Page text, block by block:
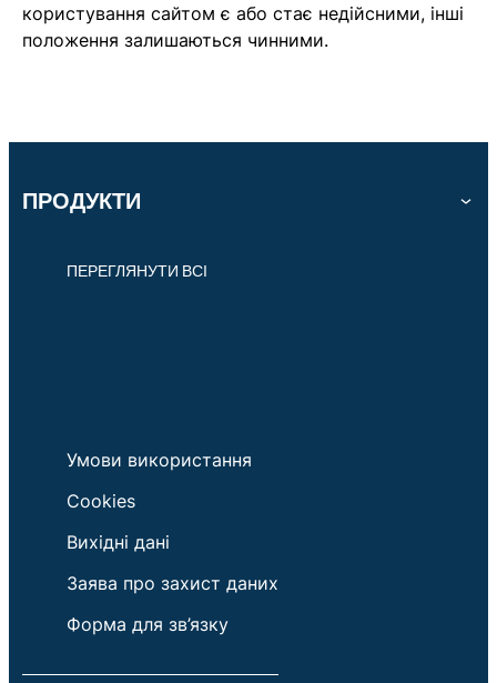
користування сайтом є або стає недійсними, інші
положення залишаються чинними.
ПРОДУКТИ
ПЕРЕГЛЯНУТИ ВСІ
Умови використання
Cookies
Вихідні дані
Заява про захист даних
Форма для зв’язку